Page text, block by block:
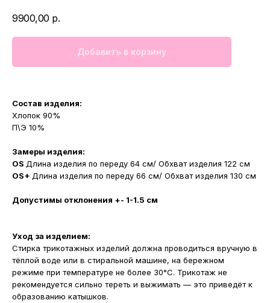
9900,00 р.
Добавить в корзину
Состав изделия:
Хлопок 90%
П\Э 10%
Замеры изделия:
OS Длина изделия по переду 64 см/ Обхват изделия 122 см
OS+ Длина изделия по переду 66 см/ Обхват изделия 130 см
Допустимы отклонения +- 1-1.5 см
Уход за изделием:
Стирка трикотажных изделий должна проводиться вручную в
тёплой воде или в стиральной машине, на бережном
режиме при температуре не более 30°С. Трикотаж не
рекомендуется сильно тереть и выжимать — это приведёт к
образованию катышков.